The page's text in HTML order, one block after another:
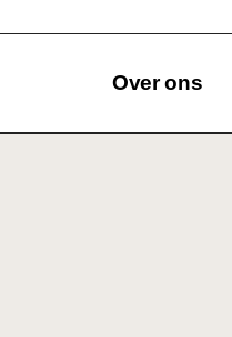
Over ons